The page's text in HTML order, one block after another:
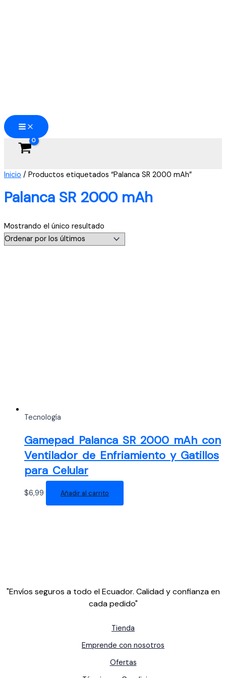
Inicio / Productos etiquetados “Palanca SR 2000 mAh”
Palanca SR 2000 mAh
Mostrando el único resultado
Tecnología
Gamepad Palanca SR 2000 mAh con
Ventilador de Enfriamiento y Gatillos
para Celular
$6,99 Añadir al carrito
"Envíos seguros a todo el Ecuador. Calidad y confianza en
cada pedido"
Tienda
Emprende con nosotros
Ofertas